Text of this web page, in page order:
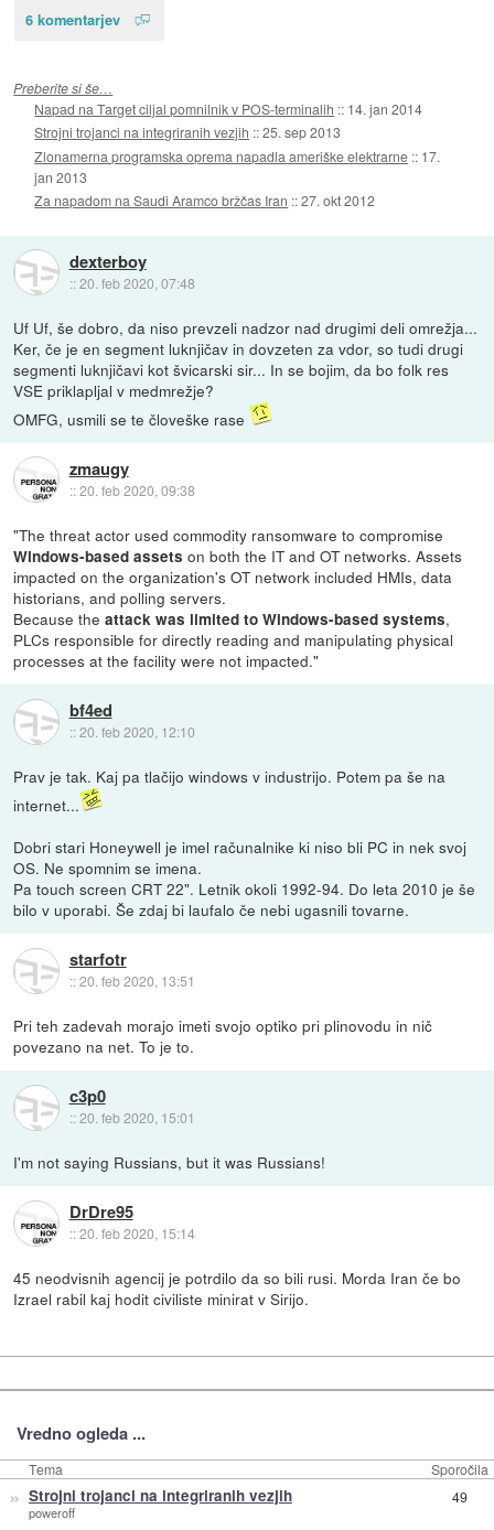
6 komentarjev
Preberite si še…
Napad na Target ciljal pomnilnik v POS-terminalih :: 14. jan 2014
Strojni trojanci na integriranih vezjih ::25. sep 2013
Zlonamerna programska oprema napadla ameriške elektrarne :: 17.
jan 2013
Za napadom na Saudi Aramco bržčas Iran ::27. okt 2012
dexterboy
::20. feb 2020, 07:48
Uf Uf, še dobro, da niso prevzeli nadzor nad drugimi deli omrežja...
Ker, če je en segment luknjičav in dovzeten za vdor, so tudi drugi
segmenti luknjičavi kot švicarski sir... In se bojim, da bo folk res
VSE priklapljal v medmrežje?
OMFG, usmili se te človeške rase
zmaugy
::20. feb 2020, 09:38
"The threat actor used commodity ransomware to compromise
Windows-based assets on both the IT and OT networks. Assets
impacted on the organization's OT network included HMIs, data
historians, and polling servers.
Because theattack was limited to Windows-based systems,
PLCs responsible for directly reading and manipulating physical
processes at the facility were not impacted."
bf4ed
::20. feb 2020, 12:10
Prav je tak. Kaj pa tlačijo windows v industrijo. Potem pa še na
internet...
Dobri stari Honeywell je imel računalnike ki niso bli PC in nek svoj
OS. Ne spomnim se imena.
Pa touch screen CRT 22". Letnik okoli 1992-94. Do leta 2010 je še
bilo v uporabi. Še zdaj bi laufalo če nebi ugasnili tovarne.
starfotr
::20. feb 2020, 13:51
Pri teh zadevah morajo imeti svojo optiko pri plinovodu in nič
povezano na net. To je to.
c3p0
::20. feb 2020, 15:01
I'm not saying Russians, but it was Russians!
DrDre95
::20. feb 2020, 15:14
45 neodvisnih agencij je potrdilo da so bili rusi. Morda Iran če bo
Izrael rabil kaj hodit civiliste minirat v Sirijo.
Vredno ogleda ...
Tema Sporočila
» Strojni trojanci na integriranih vezjih
poweroff
49